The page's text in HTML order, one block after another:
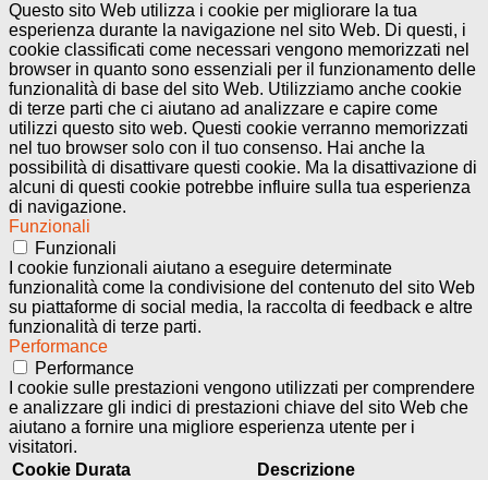
Questo sito Web utilizza i cookie per migliorare la tua
esperienza durante la navigazione nel sito Web. Di questi, i
cookie classificati come necessari vengono memorizzati nel
browser in quanto sono essenziali per il funzionamento delle
funzionalità di base del sito Web. Utilizziamo anche cookie
di terze parti che ci aiutano ad analizzare e capire come
utilizzi questo sito web. Questi cookie verranno memorizzati
nel tuo browser solo con il tuo consenso. Hai anche la
possibilità di disattivare questi cookie. Ma la disattivazione di
alcuni di questi cookie potrebbe influire sulla tua esperienza
di navigazione.
Funzionali
Funzionali
I cookie funzionali aiutano a eseguire determinate
funzionalità come la condivisione del contenuto del sito Web
su piattaforme di social media, la raccolta di feedback e altre
funzionalità di terze parti.
Performance
Performance
I cookie sulle prestazioni vengono utilizzati per comprendere
e analizzare gli indici di prestazioni chiave del sito Web che
aiutano a fornire una migliore esperienza utente per i
visitatori.
Cookie Durata Descrizione